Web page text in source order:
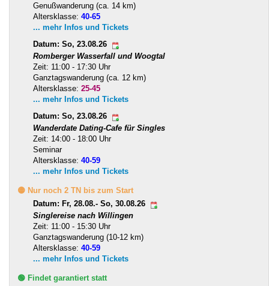
Genußwanderung (ca. 14 km)
Altersklasse: 40-65
... mehr Infos und Tickets
Datum: So, 23.08.26
Romberger Wasserfall und Woogtal
Zeit: 11:00 - 17:30 Uhr
Ganztagswanderung (ca. 12 km)
Altersklasse: 25-45
... mehr Infos und Tickets
Datum: So, 23.08.26
Wanderdate Dating-Cafe für Singles
Zeit: 14:00 - 18:00 Uhr
Seminar
Altersklasse: 40-59
... mehr Infos und Tickets
🟡 Nur noch 2 TN bis zum Start
Datum: Fr, 28.08.- So, 30.08.26
Singlereise nach Willingen
Zeit: 11:00 - 15:30 Uhr
Ganztagswanderung (10-12 km)
Altersklasse: 40-59
... mehr Infos und Tickets
🟢 Findet garantiert statt